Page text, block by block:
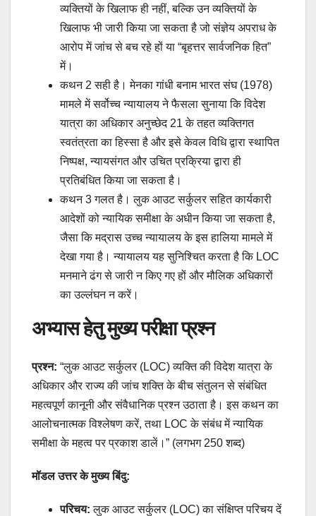
व्यक्तियों के खिलाफ ही नहीं, बल्कि उन व्यक्तियों के
खिलाफ भी जारी किया जा सकता है जो संज्ञेय अपराध के
आरोप में जांच से बच रहे हों या “बृहत्तर सार्वजनिक हित”
में।
कथन 2 सही है। मेनका गांधी बनाम भारत संघ (1978)
मामले में सर्वोच्च न्यायालय ने फैसला सुनाया कि विदेश
यात्रा का अधिकार अनुच्छेद 21 के तहत व्यक्तिगत
स्वतंत्रता का हिस्सा है और इसे केवल विधि द्वारा स्थापित
निष्पक्ष, न्यायसंगत और उचित प्रक्रिया द्वारा ही
प्रतिबंधित किया जा सकता है।
कथन 3 गलत है। लुक आउट सर्कुलर सहित कार्यकारी
आदेशों को न्यायिक समीक्षा के अधीन किया जा सकता है,
जैसा कि मद्रास उच्च न्यायालय के इस हालिया मामले में
देखा गया है। न्यायालय यह सुनिश्चित करता है कि LOC
मनमाने ढंग से जारी न किए गए हों और मौलिक अधिकारों
का उल्लंघन न करें।
अभ्यास हेतु मुख्य परीक्षा प्रश्न
प्रश्न: “लुक आउट सर्कुलर (LOC) व्यक्ति की विदेश यात्रा के
अधिकार और राज्य की जांच शक्ति के बीच संतुलन से संबंधित
महत्वपूर्ण कानूनी और संवैधानिक प्रश्न उठाता है। इस कथन का
आलोचनात्मक विश्लेषण करें, तथा LOC के संबंध में न्यायिक
समीक्षा के महत्व पर प्रकाश डालें।” (लगभग 250 शब्द)
मॉडल उत्तर के मुख्य बिंदु:
परिचय: लुक आउट सर्कुलर (LOC) का संक्षिप्त परिचय दें